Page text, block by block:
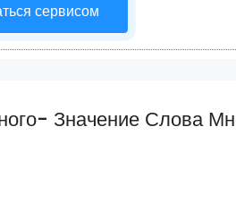
сервисом
Значение Слова